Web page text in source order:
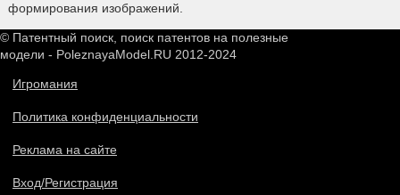
формирования изображений.
© Патентный поиск, поиск патентов на полезные
модели - PoleznayaModel.RU 2012-2024
Игромания
Политика конфиденциальности
Реклама на сайте
Вход/Регистрация